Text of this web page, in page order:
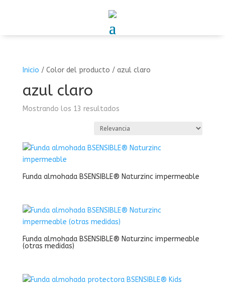
Inicio / Color del producto / azul claro
azul claro
Mostrando los 13 resultados
Funda almohada BSENSIBLE® Naturzinc impermeable
Funda almohada BSENSIBLE® Naturzinc impermeable
(otras medidas)